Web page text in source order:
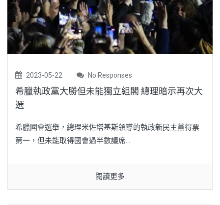
2023-05-22 No Responses
希臘執政黨大勝但未能獨立組閣 總理暗示再次大
選
希臘國會選舉，總理米佐塔基斯領導的執政新民主黨得票
第一，但未能取得國會過半數議席...
閱讀更多